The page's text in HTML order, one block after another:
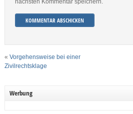
nächsten Kommentar speichern.
« Vorgehensweise bei einer
Zivilrechtsklage
Werbung